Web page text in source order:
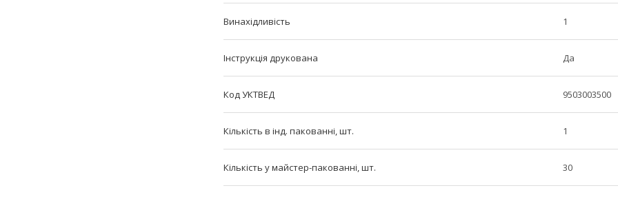
Винахідливість 1
Інструкція друкована Да
Код УКТВЕД 9503003500
Кількість в інд. пакованні, шт. 1
Кількість у майстер-пакованні, шт. 30